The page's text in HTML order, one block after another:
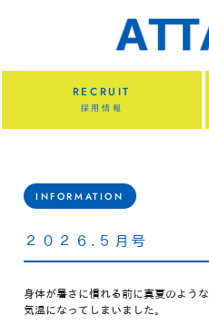
RECRUIT
採用情報
INFORMATION
２０２６.５月号
身体が暑さに慣れる前に真夏のような
気温になってしまいました。